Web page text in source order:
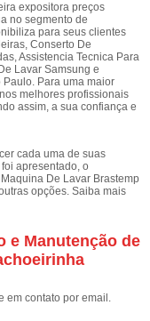
expositora preços
no segmento de
para seus clientes
Conserto De
Assistencia Tecnica Para
Lavar Samsung e
Para uma maior
melhores profissionais
assim, a sua confiança e
cada uma de suas
apresentado, o
De Lavar Brastemp
opções. Saiba mais
e Manutenção de
em contato por email.